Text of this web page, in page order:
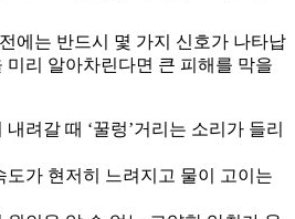
에는 반드시 몇 가지 신호가 나타납
미리 알아차린다면 큰 피해를 막을
려갈 때 ‘꿀렁’거리는 소리가 들리
도가 현저히 느려지고 물이 고이는